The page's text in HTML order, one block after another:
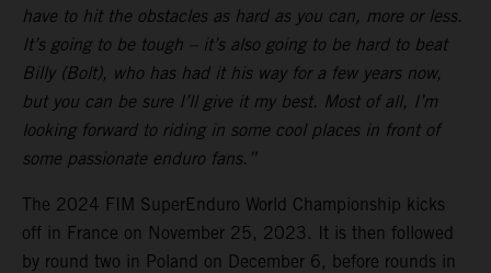
have to hit the obstacles as hard as you can, more or less.
It’s going to be tough – it’s also going to be hard to beat
Billy (Bolt), who has had it his way for a few years now,
but you can be sure I’ll give it my best. Most of all, I’m
looking forward to riding in some cool places in front of
some passionate enduro fans.”
The 2024 FIM SuperEnduro World Championship kicks
off in France on November 25, 2023. It is then followed
by round two in Poland on December 6, before rounds in